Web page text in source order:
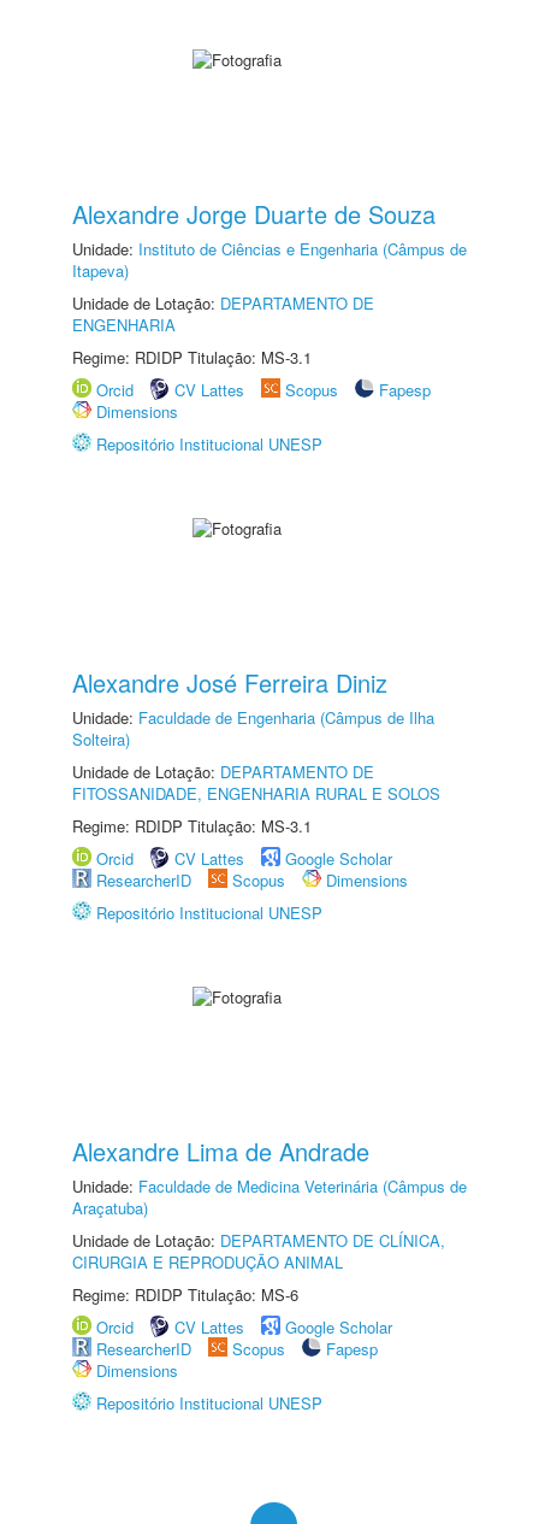
Alexandre Jorge Duarte de Souza
Unidade: Instituto de Ciências e Engenharia (Câmpus de
Itapeva)
Unidade de Lotação: DEPARTAMENTO DE
ENGENHARIA
Regime: RDIDP Titulação: MS-3.1
Orcid
CV Lattes Scopus
Fapesp
Dimensions
Repositório Institucional UNESP
Alexandre José Ferreira Diniz
Unidade: Faculdade de Engenharia (Câmpus de Ilha
Solteira)
Unidade de Lotação: DEPARTAMENTO DE
FITOSSANIDADE, ENGENHARIA RURAL E SOLOS
Regime: RDIDP Titulação: MS-3.1
Orcid
CV Lattes
Google Scholar
ResearcherID
Scopus
Dimensions
Repositório Institucional UNESP
Alexandre Lima de Andrade
Unidade: Faculdade de Medicina Veterinária (Câmpus de
Araçatuba)
Unidade de Lotação: DEPARTAMENTO DE CLÍNICA,
CIRURGIA E REPRODUÇÃO ANIMAL
Regime: RDIDP Titulação: MS-6
Orcid
CV Lattes
Google Scholar
ResearcherID
Scopus
Fapesp
Dimensions
Repositório Institucional UNESP